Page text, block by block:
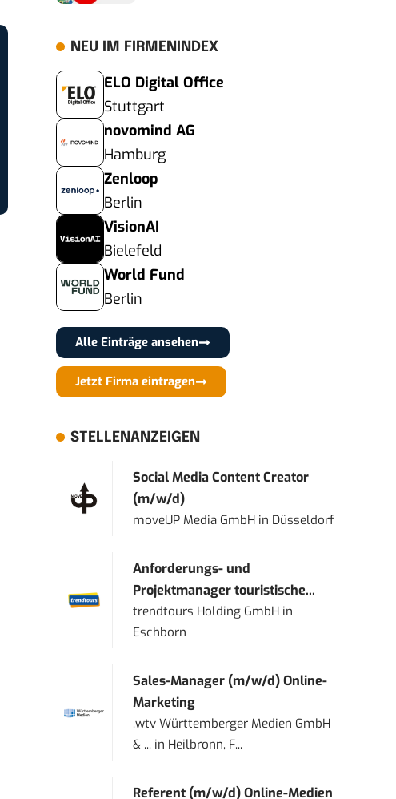
NEU IM FIRMENINDEX
ELO Digital Office
Stuttgart
novomind AG
Hamburg
Zenloop
Berlin
VisionAI
Bielefeld
World Fund
Berlin
Alle Einträge ansehen
Jetzt Firma eintragen
STELLENANZEIGEN
Social Media Content Creator
(m/w/d)
moveUP Media GmbH in Düsseldorf
Anforderungs- und
Projektmanager touristische...
trendtours Holding GmbH in
Eschborn
Sales-Manager (m/w/d) Online-
Marketing
.wtv Württemberger Medien GmbH
& ... in Heilbronn, F...
Referent (m/w/d) Online-Medien